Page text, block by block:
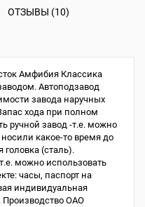
ОТЗЫВЫ (10)
Амфибия Классика
Автоподзавод
завода наручных
хода при полном
ручной завод -т.е. можно
какое-то время до
(сталь).
можно использовать
часы, паспорт на
индивидуальная
Производство ОАО